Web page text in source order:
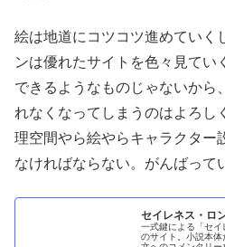
絵は地道にコツコツ進めていく
ンは優れたサイトを色々見てい
できるようなものじゃないから
れなくなってしまうのはよろし
理空間やら絵やらキャラクター
なければならない。がんばっ
セイレネス・ロ
一式鍵による「セ
のサイト。小説本